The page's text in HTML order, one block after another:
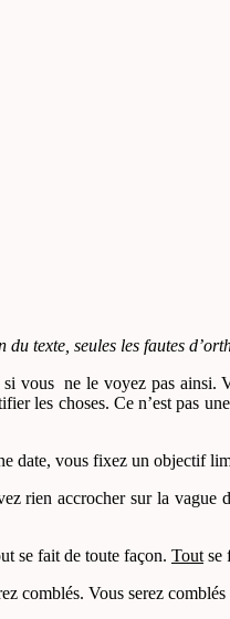
texte, seules les fautes
vous ne le voyez pas ainsi.
les choses. Ce n’est pas
date, vous fixez un objectif
rien accrocher sur la vague
se fait de toute façon. Tout se
comblés. Vous serez